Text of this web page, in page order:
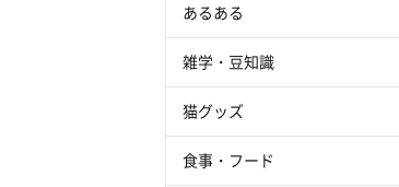
あるある
雑学・豆知識
猫グッズ
食事・フード